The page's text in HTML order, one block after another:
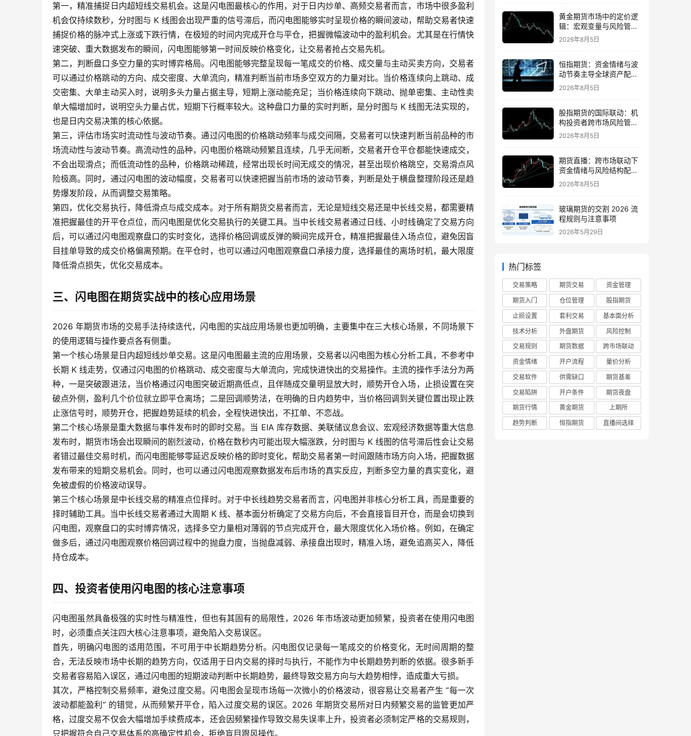
第一，精准捕捉日内超短线交易机会。这是闪电图最核心的作用，对于日内炒单、高频交易者而言，市场中很多盈利
机会仅持续数秒，分时图与 K 线图会出现严重的信号滞后，而闪电图能够实时呈现价格的瞬间波动，帮助交易者快速
捕捉价格的脉冲式上涨或下跌行情，在极短的时间内完成开仓与平仓，把握微幅波动中的盈利机会。尤其是在行情快
速突破、重大数据发布的瞬间，闪电图能够第一时间反映价格变化，让交易者抢占交易先机。
第二，判断盘口多空力量的实时博弈格局。闪电图能够完整呈现每一笔成交的价格、成交量与主动买卖方向，交易者
可以通过价格跳动的方向、成交密度、大单流向，精准判断当前市场多空双方的力量对比。当价格连续向上跳动、成
交密集、大单主动买入时，说明多头力量占据主导，短期上涨动能充足；当价格连续向下跳动、抛单密集、主动性卖
单大幅增加时，说明空头力量占优，短期下行概率较大。这种盘口力量的实时判断，是分时图与 K 线图无法实现的，
也是日内交易决策的核心依据。
第三，评估市场实时流动性与波动节奏。通过闪电图的价格跳动频率与成交间隔，交易者可以快速判断当前品种的市
场流动性与波动节奏。高流动性的品种，闪电图价格跳动频繁且连续，几乎无间断，交易者开仓平仓都能快速成交，
不会出现滑点；而低流动性的品种，价格跳动稀疏，经常出现长时间无成交的情况，甚至出现价格跳空，交易滑点风
险极高。同时，通过闪电图的波动幅度，交易者可以快速把握当前市场的波动节奏，判断是处于横盘整理阶段还是趋
势爆发阶段，从而调整交易策略。
第四，优化交易执行，降低滑点与成交成本。对于所有期货交易者而言，无论是短线交易还是中长线交易，都需要精
准把握最佳的开平仓点位，而闪电图是优化交易执行的关键工具。当中长线交易者通过日线、小时线确定了交易方向
后，可以通过闪电图观察盘口的实时变化，选择价格回调或反弹的瞬间完成开仓，精准把握最佳入场点位，避免因盲
目挂单导致的成交价格偏离预期。在平仓时，也可以通过闪电图观察盘口承接力度，选择最佳的离场时机，最大限度
降低滑点损失，优化交易成本。
三、闪电图在期货实战中的核心应用场景
2026 年期货市场的交易手法持续迭代，闪电图的实战应用场景也更加明确，主要集中在三大核心场景，不同场景下
的使用逻辑与操作要点各有侧重。
第一个核心场景是日内超短线炒单交易。这是闪电图最主流的应用场景，交易者以闪电图为核心分析工具，不参考中
长期 K 线走势，仅通过闪电图的价格跳动、成交密度与大单流向，完成快进快出的交易操作。主流的操作手法分为两
种，一是突破跟进法，当价格通过闪电图突破近期高低点，且伴随成交量明显放大时，顺势开仓入场，止损设置在突
破点外侧，盈利几个价位就立即平仓离场；二是回调顺势法，在明确的日内趋势中，当价格回调到关键位置出现止跌
止涨信号时，顺势开仓，把握趋势延续的机会，全程快进快出，不扛单、不恋战。
第二个核心场景是重大数据与事件发布时的即时交易。当 EIA 库存数据、美联储议息会议、宏观经济数据等重大信息
发布时，期货市场会出现瞬间的剧烈波动，价格在数秒内可能出现大幅涨跌，分时图与 K 线图的信号滞后性会让交易
者错过最佳交易时机，而闪电图能够零延迟反映价格的即时变化，帮助交易者第一时间跟随市场方向入场，把握数据
发布带来的短期交易机会。同时，也可以通过闪电图观察数据发布后市场的真实反应，判断多空力量的真实变化，避
免被虚假的价格波动误导。
第三个核心场景是中长线交易的精准点位择时。对于中长线趋势交易者而言，闪电图并非核心分析工具，而是重要的
择时辅助工具。当中长线交易者通过大周期 K 线、基本面分析确定了交易方向后，不会直接盲目开仓，而是会切换到
闪电图，观察盘口的实时博弈情况，选择多空力量相对薄弱的节点完成开仓，最大限度优化入场价格。例如，在确定
做多后，通过闪电图观察价格回调过程中的抛盘力度，当抛盘减弱、承接盘出现时，精准入场，避免追高买入，降低
持仓成本。
四、投资者使用闪电图的核心注意事项
闪电图虽然具备极强的实时性与精准性，但也有其固有的局限性，2026 年市场波动更加频繁，投资者在使用闪电图
时，必须重点关注四大核心注意事项，避免陷入交易误区。
首先，明确闪电图的适用范围，不可用于中长期趋势分析。闪电图仅记录每一笔成交的价格变化，无时间周期的整
合，无法反映市场中长期的趋势方向，仅适用于日内交易的择时与执行，不能作为中长期趋势判断的依据。很多新手
交易者容易陷入误区，通过闪电图的短期波动判断中长期趋势，最终导致交易方向与大趋势相悖，造成重大亏损。
其次，严格控制交易频率，避免过度交易。闪电图会呈现市场每一次微小的价格波动，很容易让交易者产生 “每一次
波动都能盈利” 的错觉，从而频繁开平仓，陷入过度交易的误区。2026 年期货交易所对日内频繁交易的监管更加严
格，过度交易不仅会大幅增加手续费成本，还会因频繁操作导致交易失误率上升，投资者必须制定严格的交易规则，
只把握符合自己交易体系的高确定性机会，拒绝盲目跟风操作。
黄金期货市场中的定价逻
辑：宏观变量与风险管理
策略并重
2026年8月5日
恒指期货：资金情绪与波
动节奏主导全球资产配置
的思路
2026年8月5日
股指期货的国际联动：机
构投资者跨市场风险管理
策略
2026年8月5日
期货直播：跨市场联动下
资金情绪与风险结构配置
逻辑
2026年8月5日
玻璃期货的交割 2026 流
程规则与注意事项
2026年5月29日
热门标签
交易策略 期货交易
资金管理
期货入门
仓位管理
股指期货
止损设置
套利交易
基本面分析
技术分析
外盘期货
风险控制
交易规则
期货数据
跨市场联动
资金情绪
开户流程
量价分析
交易软件
供需缺口
期货基差
交易陷阱
开户条件
期货夜盘
期货行情
黄金期货
上期所
趋势判断
恒指期货 直播间选择